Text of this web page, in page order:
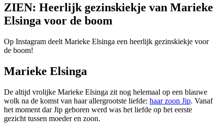
ZIEN: Heerlijk gezinskiekje van Marieke
Elsinga voor de boom
Op Instagram deelt Marieke Elsinga een heerlijk gezinskiekje voor
de boom!
Marieke Elsinga
De altijd vrolijke Marieke Elsinga zit nog helemaal op een blauwe
wolk na de komst van haar allergrootste liefde: haar zoon Jip. Vanaf
het moment dar Jip geboren werd was het liefde op het eerste
gezicht tussen moeder en zoon.